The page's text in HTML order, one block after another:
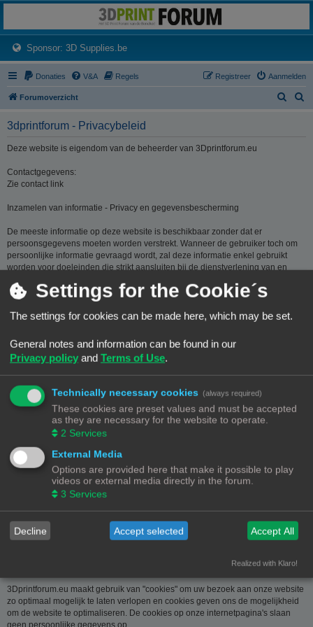
Het 3D print forum van de Benelux na de sluiting van 3dprintforum.nl
Sponsor: 3D Supplies.be(Opens a new tab)
Donaties V&A Regels Aanmelden
Registreer
Forumoverzicht
3dprintforum - Privacybeleid
Deze website is eigendom van de beheerder van 3Dprintforum.eu
Contactgegevens:
Zie contact link
Inzamelen van informatie - Privacy en gegevensbescherming
De meeste informatie op deze website is beschikbaar zonder dat er
persoonsgegevens moeten worden verstrekt. Wanneer de gebruiker toch om
persoonlijke informatie gevraagd wordt, zal deze informatie enkel gebruikt
worden voor doeleinden die strikt aansluiten bij de dienstverlening van en
registreren van een account dan wel op basis van haar gerechtvaardigd
belang om diensten te verlenen en u hiervoor te contacteren. De informatie
over u wordt u op verzoek meegedeeld. U kan deze, indien nodig, laten
contact link. Bent u het niet eens met de manier waarop 3DPrintforum.eu uw
gegevens verwerkt, kan u klacht indienen bij de
Gegevensbeschermingsautoriteit
(www.privacycommission.be
- Drukpersstraat 35 te 1000 Brussel). Meer
informatie over de manier waarop 3DPrintforum.eu omgaat met uw gegevens
vindt u in het algemeen beleid inzake gegevensbescherming. Door de
toegang tot en het gebruik van de website verklaart u zich uitdrukkelijk akkoord
met de volgende algemene voorwaarden:
Aansprakelijkheid
De op deze website beschikbaar gestelde informatie is met de grootste zorg
samengesteld. Uiteraard is deze informatie richtinggevend en door de
beknoptheid niet altijd volledig. Voor verdere en concrete uitleg kan u met
welke vorm dan ook die voortvloeit uit het gebruik van de aangeboden
informatie.
3Dprintforum.eu maakt gebruik van "cookies" om uw bezoek aan onze website
zo optimaal mogelijk te laten verlopen en cookies geven ons de mogelijkheid
om de website te optimaliseren. De cookies op onze internetpagina's slaan
geen persoonlijke gegevens op.
Settings for the Cookie´s
The settings for cookies can be made here, which may be set.
General notes and information can be found in our
Privacy policy and Terms of Use.
Technically necessary cookies (always required)
These cookies are preset values and must be accepted
as they are necessary for the website to operate.
2 Services
External Media
Options are provided here that make it possible to play
videos or external media directly in the forum.
3 Services
Decline Accept selected Accept All
Realized with Klaro!